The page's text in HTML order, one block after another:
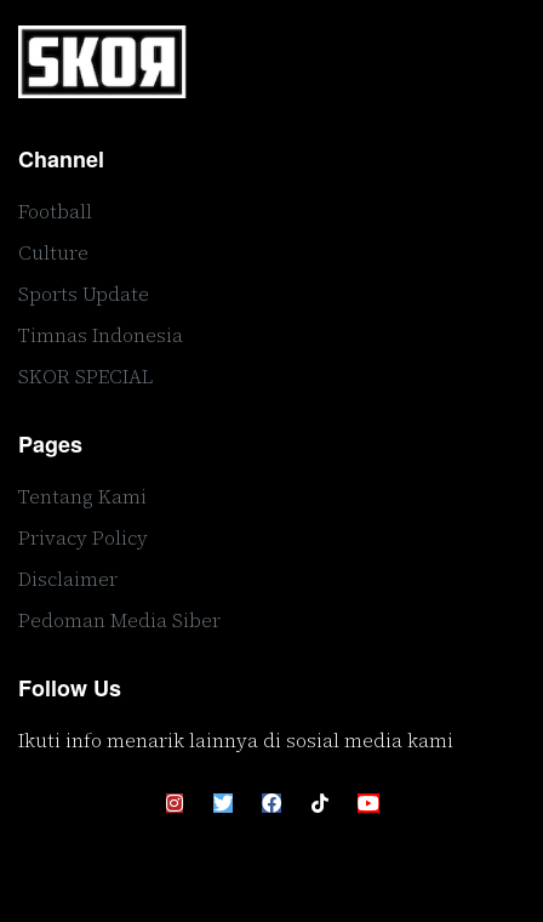
Channel
Football
Culture
Sports Update
Timnas Indonesia
SKOR SPECIAL
Pages
Tentang Kami
Privacy Policy
Disclaimer
Pedoman Media Siber
Follow Us
Ikuti info menarik lainnya di sosial media kami